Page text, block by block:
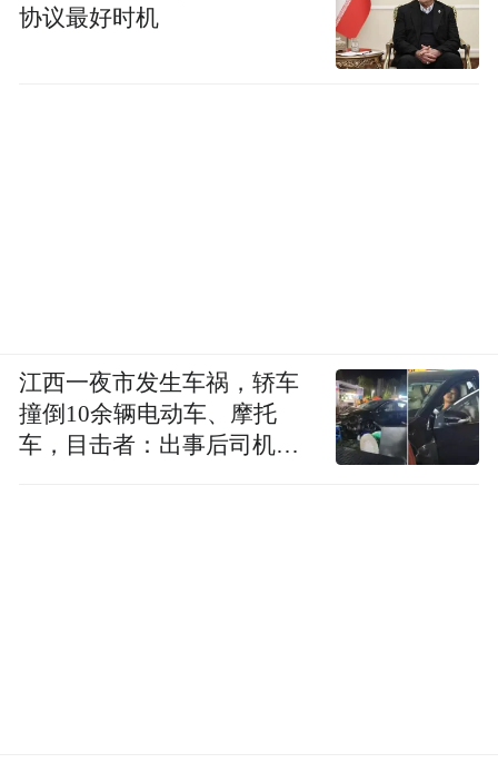
协议最好时机
江西一夜市发生车祸，轿车
撞倒10余辆电动车、摩托
车，目击者：出事后司机一